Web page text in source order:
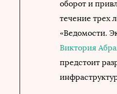
оборот и
течение трех
«Ведомости.
Виктория
предстоит